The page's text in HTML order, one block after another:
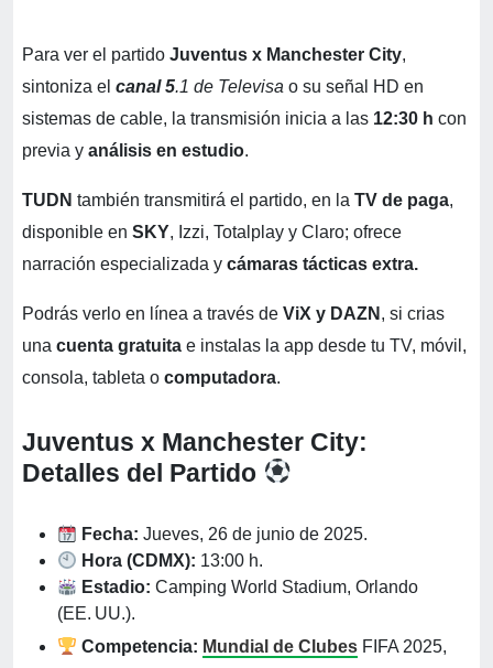
Para ver el partido Juventus x Manchester City,
sintoniza el canal 5.1 de Televisa o su señal HD en
sistemas de cable, la transmisión inicia a las 12:30 h con
previa y análisis en estudio.
TUDN también transmitirá el partido, en la TV de paga,
disponible en SKY, Izzi, Totalplay y Claro; ofrece
narración especializada y cámaras tácticas extra.
Podrás verlo en línea a través de ViX y DAZN , si crias
una cuenta gratuita e instalas la app desde tu TV, móvil,
consola, tableta o computadora.
Juventus x Manchester City:
Detalles del Partido
Fecha: Jueves, 26 de junio de 2025.
Hora (CDMX): 13:00 h.
Estadio: Camping World Stadium, Orlando
(EE. UU.).
Competencia: Mundial de Clubes FIFA 2025,